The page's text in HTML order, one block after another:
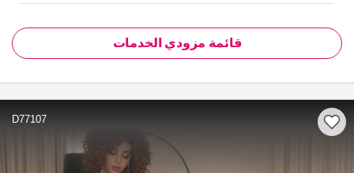
قائمة مزودي الخدمات
D77107